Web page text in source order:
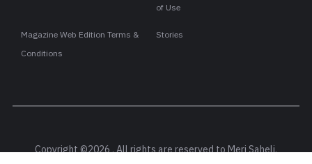
of Use
Magazine Web Edition Terms &
Conditions
Stories
Copyright ©2026 . All rights are reserved to Meri Saheli.